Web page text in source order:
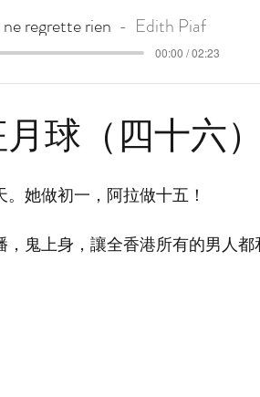
球（四十六）
她做初一，阿拉做十五！
鬼上身，讓全香港所有的男人都
regrette rien Edith Piaf
00:00 / 02:23